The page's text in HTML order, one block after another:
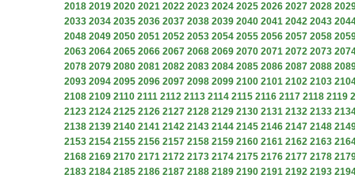
2018 2019 2020 2021 2022 2023 2024 2025 2026 2027 2028
2033 2034 2035 2036 2037 2038 2039 2040 2041 2042 2043
2048 2049 2050 2051 2052 2053 2054 2055 2056 2057 2058
2063 2064 2065 2066 2067 2068 2069 2070 2071 2072 2073
2078 2079 2080 2081 2082 2083 2084 2085 2086 2087 2088
2093 2094 2095 2096 2097 2098 2099 2100 2101 2102 2103
2108 2109 2110 2111 2112 2113 2114 2115 2116 2117 2118 2119
2123 2124 2125 2126 2127 2128 2129 2130 2131 2132 2133
2138 2139 2140 2141 2142 2143 2144 2145 2146 2147 2148
2153 2154 2155 2156 2157 2158 2159 2160 2161 2162 2163
2168 2169 2170 2171 2172 2173 2174 2175 2176 2177 2178
2183 2184 2185 2186 2187 2188 2189 2190 2191 2192 2193